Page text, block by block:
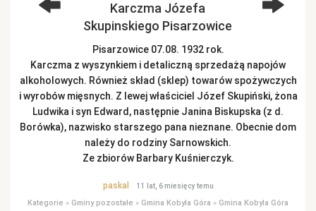
Karczma Józefa
Skupinskiego Pisarzowice
Pisarzowice 07.08. 1932 rok.
Karczma z wyszynkiem i detaliczną sprzedażą napojów
alkoholowych. Również skład (sklep) towarów spożywczych
i wyrobów mięsnych. Z lewej właściciel Józef Skupiński, żona
Ludwika i syn Edward, następnie Janina Biskupska (z d.
Borówka), nazwisko starszego pana nieznane. Obecnie dom
należy do rodziny Sarnowskich.
Ze zbiorów Barbary Kuśnierczyk.
paskal 11 lat, 6 miesięcy temu
Kategorie » Gminy pozostałe » Gmina Kobyla Góra » Gmina Kobyla Góra